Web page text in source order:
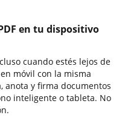
en tu dispositivo
cuando estés lejos de
móvil con la misma
anota y firma documentos
inteligente o tableta. No